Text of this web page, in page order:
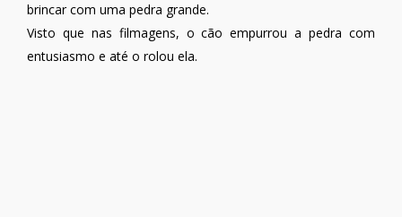
brincar com uma pedra grande.
Visto que nas filmagens, o cão empurrou a pedra com
entusiasmo e até o rolou ela.